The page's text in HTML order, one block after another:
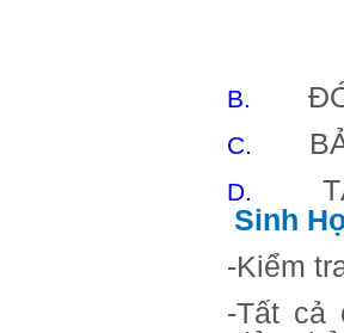
B.
C.
D.
Sinh
-Kiểm
-Tất cả